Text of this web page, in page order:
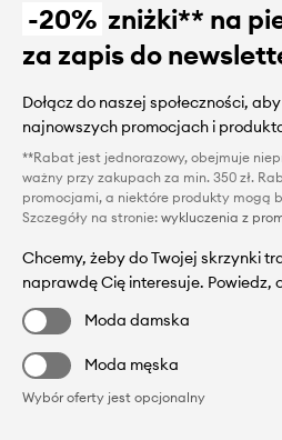
-20% zniżki** na
za zapis do
Dołącz do naszej społeczności,
najnowszych promocjach i
**Rabat jest jednorazowy, obejmuje
ważny przy zakupach za min. 350 zł.
promocjami, a niektóre produkty mogą
Szczegóły na stronie: wykluczenia z
Chcemy, żeby do Twojej skrzynki
naprawdę Cię interesuje. Powiedz,
Moda damska
Moda męska
Wybór oferty jest opcjonalny